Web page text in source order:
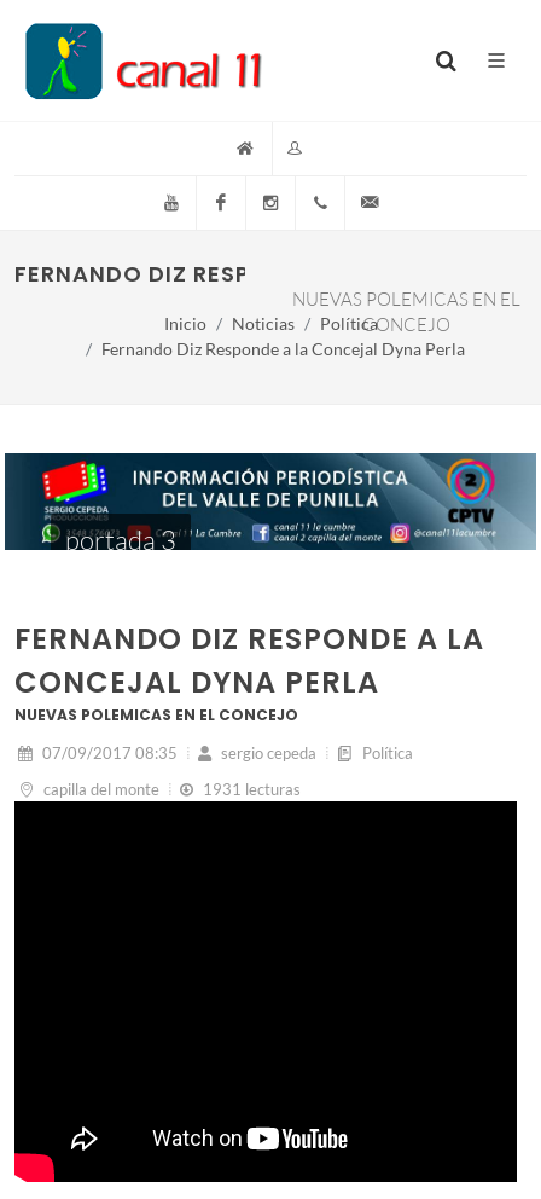
YouTube FacebookInstagram(+54)(9)3548-576073
FERNANDO DIZ RESPONDE A LA CONCEJAL
NUEVAS POLEMICAS EN EL
CONCEJO
Inicio Noticias
Política
Fernando Diz Responde a la Concejal Dyna Perla
portada 3
FERNANDO DIZ RESPONDE A LA
CONCEJAL DYNA PERLA
NUEVAS POLEMICAS EN EL CONCEJO
07/09/2017 08:35 sergio cepeda
Política
capilla del monte
1931 lecturas